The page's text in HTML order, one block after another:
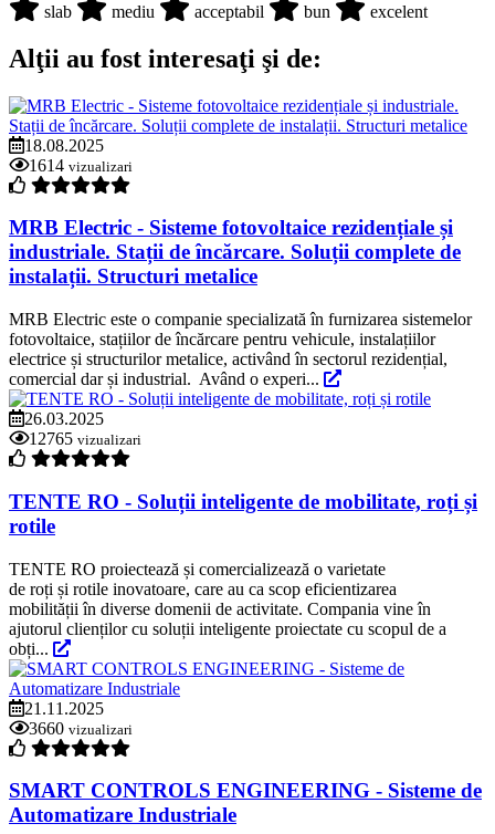
slab mediu acceptabil bun excelent
Alţii au fost interesaţi şi de:
18.08.2025
1614 vizualizari
MRB Electric - Sisteme fotovoltaice rezidențiale și
industriale. Stații de încărcare. Soluții complete de
instalații. Structuri metalice
MRB Electric este o companie specializată în furnizarea sistemelor
fotovoltaice, stațiilor de încărcare pentru vehicule, instalațiilor
electrice și structurilor metalice, activând în sectorul rezidențial,
comercial dar și industrial. Având o experi...
26.03.2025
12765 vizualizari
TENTE RO - Soluții inteligente de mobilitate, roți și
rotile
TENTE RO proiectează și comercializează o varietate
de roți și rotile inovatoare, care au ca scop eficientizarea
mobilității în diverse domenii de activitate. Compania vine în
ajutorul clienților cu soluții inteligente proiectate cu scopul de a
obți...
21.11.2025
3660 vizualizari
SMART CONTROLS ENGINEERING - Sisteme de
Automatizare Industriale